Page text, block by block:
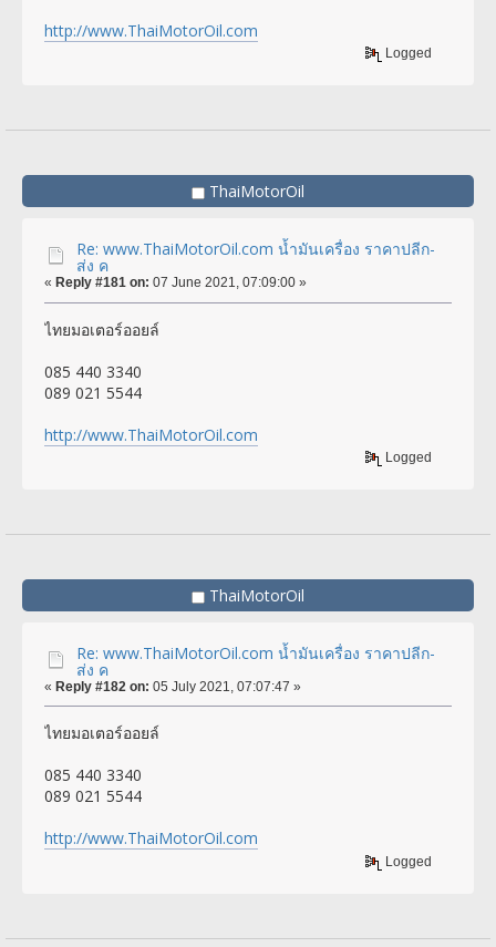
http://www.ThaiMotorOil.com
Logged
ThaiMotorOil
Re: www.ThaiMotorOil.com น้ำมันเครื่อง ราคาปลีก-
ส่ง ค
« Reply #181 on: 07 June 2021, 07:09:00 »
ไทยมอเตอร์ออยล์
085 440 3340
089 021 5544
http://www.ThaiMotorOil.com
Logged
ThaiMotorOil
Re: www.ThaiMotorOil.com น้ำมันเครื่อง ราคาปลีก-
ส่ง ค
« Reply #182 on: 05 July 2021, 07:07:47 »
ไทยมอเตอร์ออยล์
085 440 3340
089 021 5544
http://www.ThaiMotorOil.com
Logged